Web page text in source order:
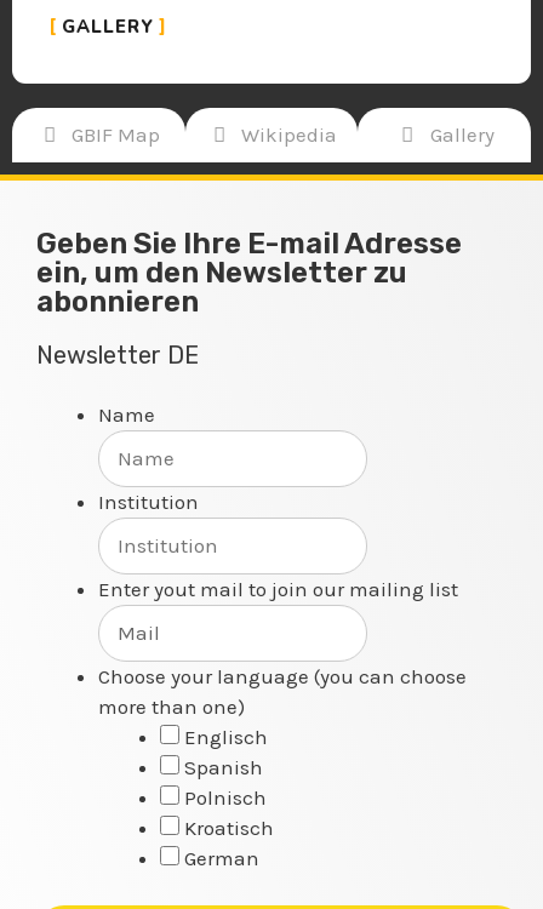
GALLERY
GBIF Map Wikipedia Gallery
Geben Sie Ihre E-mail Adresse
ein, um den Newsletter zu
abonnieren
Newsletter DE
Name
Institution
Enter yout mail to join our mailing list
Choose your language (you can choose
more than one)
Englisch
Spanish
Polnisch
Kroatisch
German